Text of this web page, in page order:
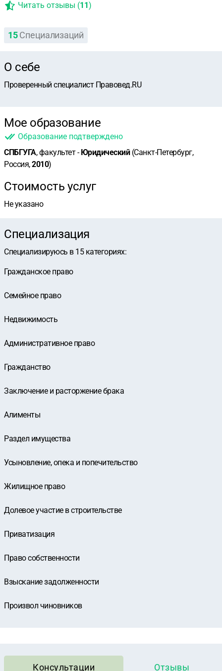
Читать отзывы (11)
15 Специализаций
О себе
Проверенный специалист Правовед.RU
Мое образование
Образование подтверждено
СПБГУГА, факультет - Юридический(Санкт-Петербург,
Россия,2010)
Стоимость услуг
Не указано
Специализация
Специализируюсь в 15 категориях:
Гражданское право
Семейное право
Недвижимость
Административное право
Гражданство
Заключение и расторжение брака
Алименты
Раздел имущества
Усыновление, опека и попечительство
Жилищное право
Долевое участие в строительстве
Приватизация
Право собственности
Взыскание задолженности
Произвол чиновников
Консультации Отзывы